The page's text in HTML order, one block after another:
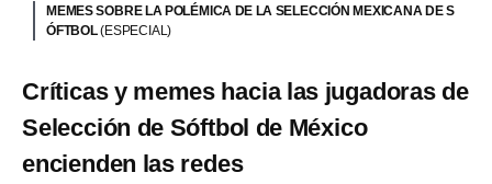
MEMES SOBRE LA POLÉMICA DE LA SELECCIÓN MEXICANA DE S
ÓFTBOL(ESPECIAL)
Críticas y memes hacia las jugadoras de
Selección de Sóftbol de México
encienden las redes